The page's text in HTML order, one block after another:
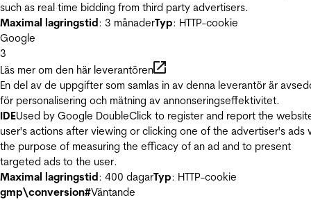
such as real time bidding from third party advertisers.
Maximal lagringstid: 3 månaderTyp: HTTP-cookie
Google
3
Läs mer om den här leverantören
En del av de uppgifter som samlas in av denna leverantör är
för personalisering och mätning av annonseringseffektivitet.
IDEUsed by Google DoubleClick to register and report the
user's actions after viewing or clicking one of the advertiser's ads
the purpose of measuring the efficacy of an ad and to present
targeted ads to the user.
Maximal lagringstid: 400 dagarTyp: HTTP-cookie
gmp\conversion#Väntande